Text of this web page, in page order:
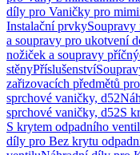
díly pro Vaničky pro
Instalační prvkySoupravy
a soupravy pro ukotvení
nožiček a soupravy
stěnyPříslušenství
zařizovacích předmětů
sprchové vaničky, d52
sprchové vaničky, d52S
S krytem odpadního
díly pro Bez krytu